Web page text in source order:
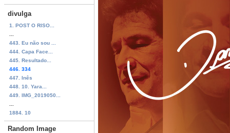
divulga
1. POST O RISO...
443. Eu não sou ...
444. Capa Face...
445. Resultado...
446. 334
447. Inês
448. 10. Yara...
449. IMG_2019050...
1884. 10
Random Image